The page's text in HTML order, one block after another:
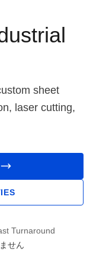
sheet
laser cutting,
Turnaround
せん